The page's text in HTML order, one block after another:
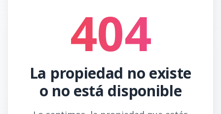
404
La propiedad no existe
o no está disponible